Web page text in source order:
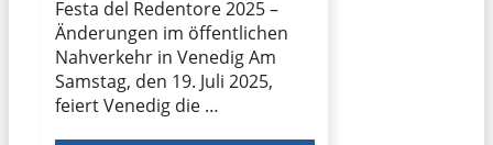
Festa del Redentore 2025 –
Änderungen im öffentlichen
Nahverkehr in Venedig Am
Samstag, den 19. Juli 2025,
feiert Venedig die …